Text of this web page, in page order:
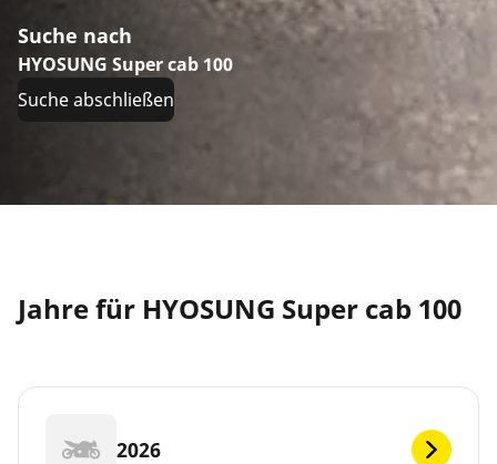
Suche nach
HYOSUNG Super cab 100
Suche abschließen
Jahre für HYOSUNG Super cab 100
2026